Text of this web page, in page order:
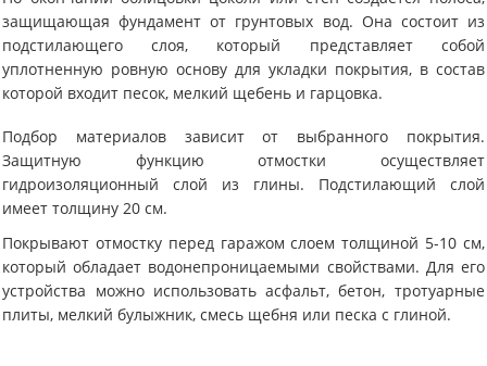
защищающая фундамент от грунтовых вод. Она состоит из
подстилающего слоя, который представляет собой
уплотненную ровную основу для укладки покрытия, в состав
которой входит песок, мелкий щебень и гарцовка.
Подбор материалов зависит от выбранного покрытия.
Защитную функцию отмостки осуществляет
гидроизоляционный слой из глины. Подстилающий слой
имеет толщину 20 см.
Покрывают отмостку перед гаражом слоем толщиной 5-10 см,
который обладает водонепроницаемыми свойствами. Для его
устройства можно использовать асфальт, бетон, тротуарные
плиты, мелкий булыжник, смесь щебня или песка с глиной.